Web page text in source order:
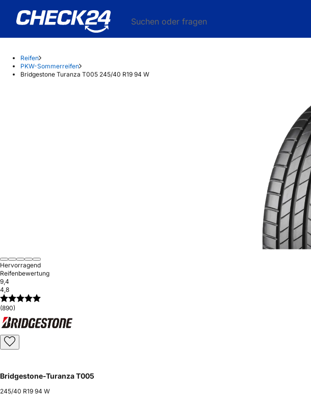
Suchen oder fragen
Reifen
PKW-Sommerreifen
Bridgestone Turanza T005 245/40 R19 94 W
Hervorragend
Reifenbewertung
9,4
4,8
(890)
Bridgestone-Turanza T005
245/40 R19 94 W